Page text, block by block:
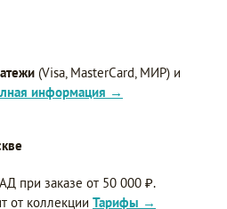
(Visa, MasterCard, МИР) и
информация →
при заказе от 50 000 ₽.
от коллекции Тарифы →